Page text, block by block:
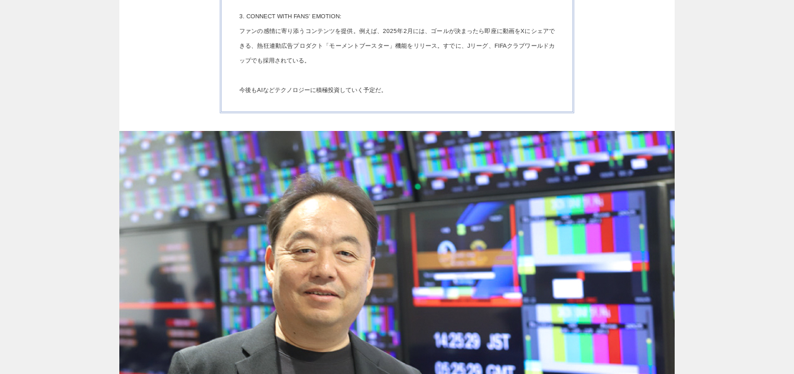
3. CONNECT WITH FANS' EMOTION:
ファンの感情に寄り添うコンテンツを提供。例えば、2025年2月には、ゴールが決まったら即座に動画をXにシェアで
きる、熱狂連動広告プロダクト「モーメントブースター」機能をリリース。すでに、Jリーグ、FIFAクラブワールドカ
ップでも採用されている。
今後もAIなどテクノロジーに積極投資していく予定だ。